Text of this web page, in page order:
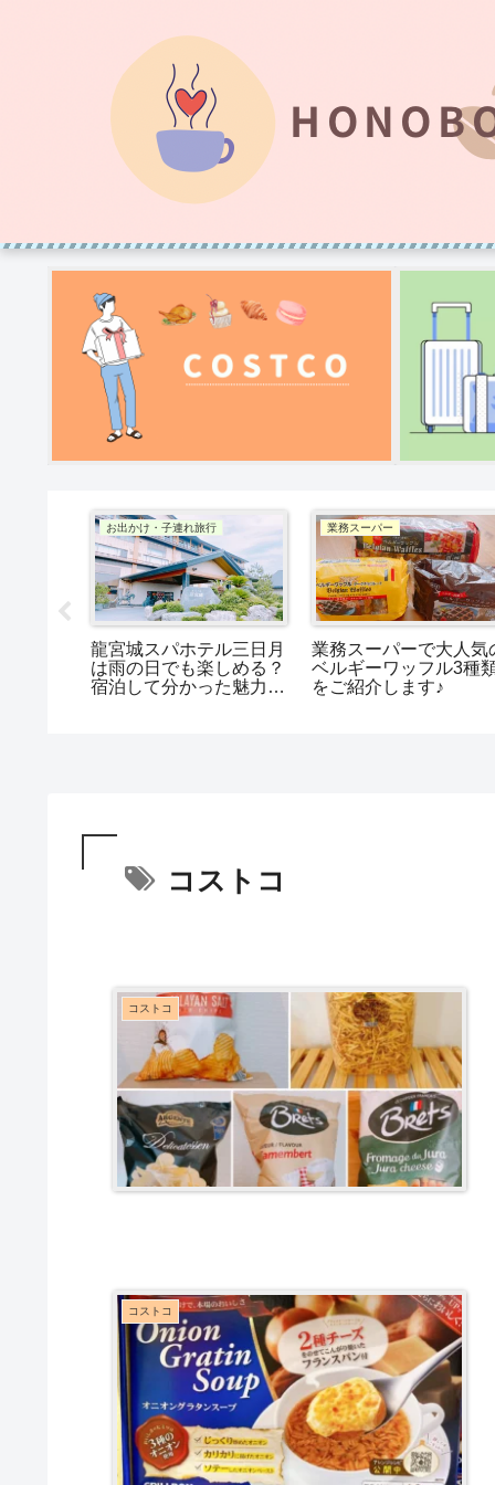
お出かけ・子連れ旅行
龍宮城スパホテル三日月
は雨の日でも楽しめる？
宿泊して分かった魅力を
業務スーパー
業務スーパーで大人気
ベルギーワッフル3種
をご紹介します♪
コストコ
コストコ
コストコ